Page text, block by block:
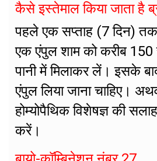
कैसे इस्तेमाल किया जाता है
पहले एक सप्ताह (7 दिन)
एक एंपुल शाम को करीब 150
पानी में मिलाकर लें। इसके
एंपुल लिया जाना चाहिए।
होम्योपैथिक विशेषज्ञ की
करें।